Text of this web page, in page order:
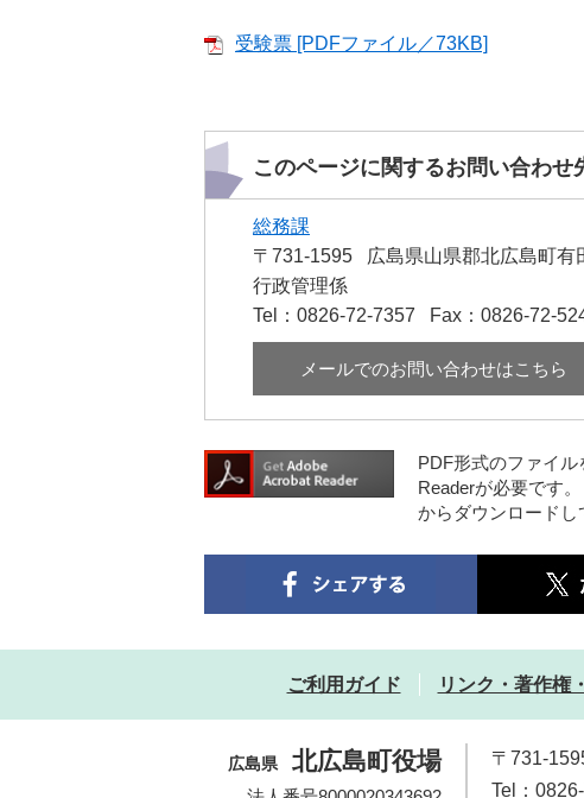
受験票 [PDFファイル／73KB]
このページに関するお問い合わせ
総務課
〒731-1595
広島県山県郡北広島町有
行政管理係
Tel：0826-72-7357
Fax：0826-72-
メールでのお問い合わせはこちら
PDF形式のファイ
Readerが必要です。
からダウンロードし
ご利用ガイド リンク・著作権
広島県 北広島町役場 〒731-
Tel：